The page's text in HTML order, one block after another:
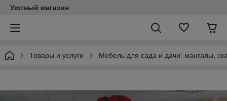
Уютный магазин
Товары и услуги Мебель для сада и дачи: мангалы,